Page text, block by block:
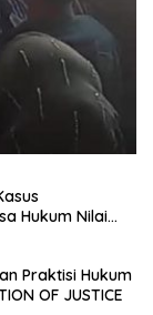
Polri, Bung
Jampidsus
Sakera Keroyok Warga Jember
Jalan,
di Loceret